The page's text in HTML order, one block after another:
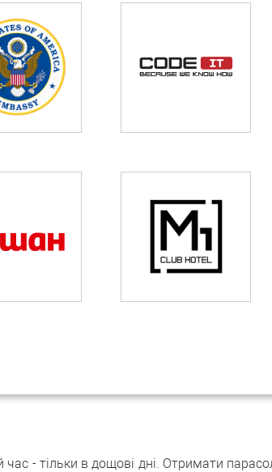
- тільки в дощові дні. Отримати